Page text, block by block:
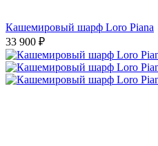
Кашемировый шарф Loro Piana
33 900 ₽